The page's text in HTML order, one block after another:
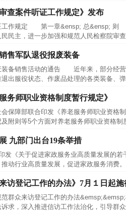
查案件听证工作规定》发布
工作规定 第一章&ensp; 总&ensp;
民主，进一步加强和规范人民检察院审
售军队退役报废装备
装备销售活动的通告 近年来，部分经营
出服役状态、作废品处理的各类装备、
务师职业资格制度暂行规定》
保障部联合印发《养老服务师职业资
附则等5个方面对养老服务师职业资格制
九部门出台19条举措
《关于促进家政服务业高质量发展的若
推动行业高质量发展，促进家政服务消
访登记工作的办法》7月１日起施
群众来访登记工作的办法
求，深入推进信访工作法治化，引导群
症？